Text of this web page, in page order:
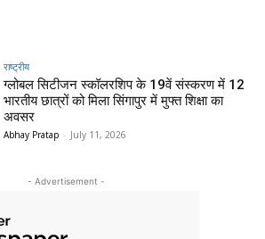
राष्ट्रीय
ग्लोबल सिटीजन स्कॉलरशिप के 19वें संस्करण में 12
भारतीय छात्रों को मिला सिंगापुर में मुफ्त शिक्षा का
अवसर
Abhay Pratap - July 11, 2026
- Advertisement -